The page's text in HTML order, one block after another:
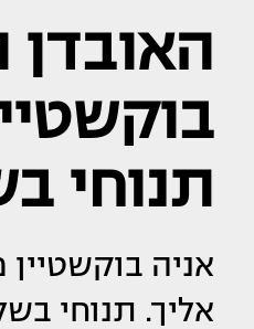
תנוחי
אניה
אליך. תנוחי